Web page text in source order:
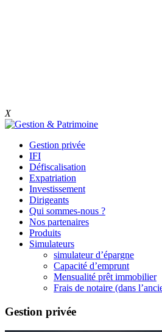
X
Gestion privée
IFI
Défiscalisation
Expatriation
Investissement
Dirigeants
Qui sommes-nous ?
Nos partenaires
Produits
Simulateurs
simulateur d’épargne
Capacité d’emprunt
Mensualité prêt immobilier
Frais de notaire (dans
Gestion privée